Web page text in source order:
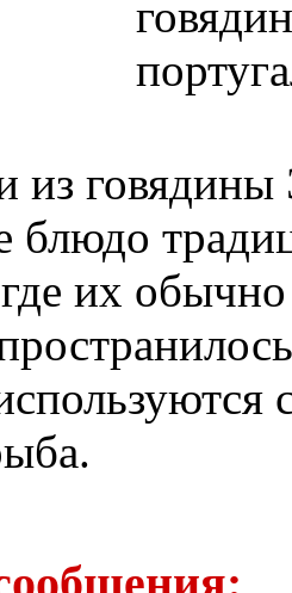
говядины
блюдо
их обычно